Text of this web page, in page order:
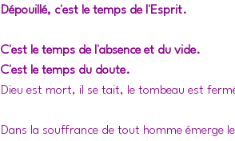
Dépouillé, c'est le temps de l'Esprit.
C'est le temps de l'absence et du vide.
C'est le temps du doute.
Dieu est mort, il se tait, le tombeau est
Dans la souffrance de tout homme émerge